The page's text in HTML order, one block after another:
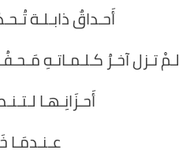
أَحـداقٌ ذابـلـة
لـمْ تـزل آخـرُ كـلـمـاتـهِ
أَحـزَانِـهـا
عـنـدمَـا